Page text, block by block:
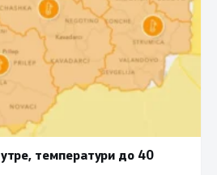
температури до 40